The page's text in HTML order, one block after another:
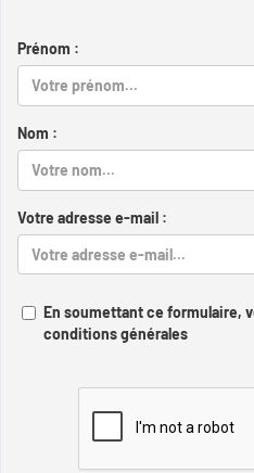
Prénom :
Nom :
Votre adresse e-mail :
En soumettant ce formulaire,
conditions générales